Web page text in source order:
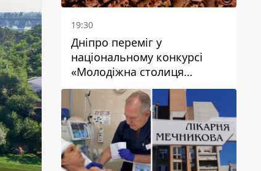
19:30
Дніпро переміг у
національному конкурсі
«Молодіжна столиця
України – 2026»